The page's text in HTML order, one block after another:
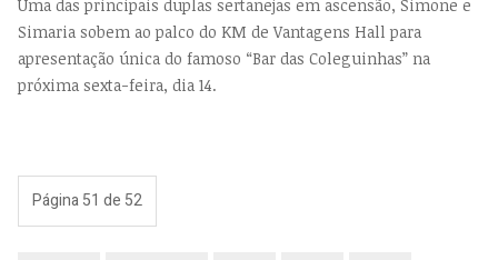
Uma das principais duplas sertanejas em ascensão, Simone e
Simaria sobem ao palco do KM de Vantagens Hall para
apresentação única do famoso “Bar das Coleguinhas” na
próxima sexta-feira, dia 14.
Página 51 de 52